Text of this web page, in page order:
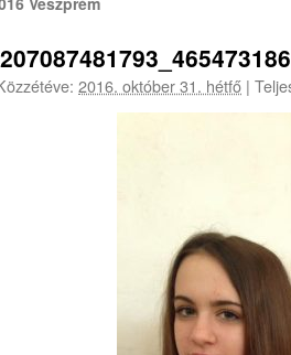
2016. október 31. hétfő |